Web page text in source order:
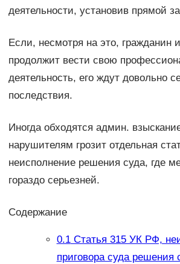
деятельности, установив прямой
Если, несмотря на это, гражданин
продолжит вести свою
деятельность, его ждут довольно
последствия.
Иногда обходятся админ.
нарушителям грозит отдельная
неисполнение решения суда, где
гораздо серьезней.
Содержание
0.1Статья 315 УК РФ,
приговора суда решения